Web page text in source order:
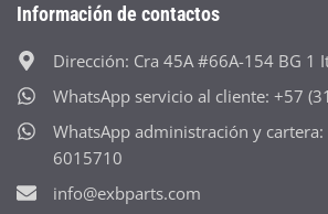
Información de contactos
Dirección: Cra 45A #66A-154 BG 1
WhatsApp servicio al cliente: +57
WhatsApp administración y cartera:
6015710
info@exbparts.com